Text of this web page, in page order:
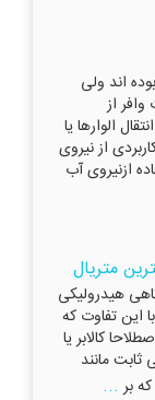
اند ولی
از
الوارها یا
از نیروی
ازنیروی آب
متریال
هیدرولیکی
این تفاوت که
کالابر یا
ثابت مانند
بر ...